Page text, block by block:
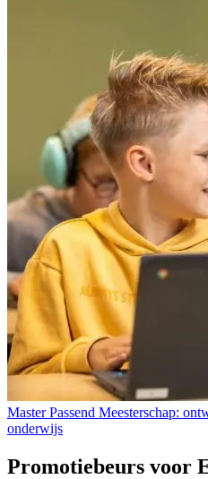
Master Passend Meesterschap:
onderwijs
Promotiebeurs voor